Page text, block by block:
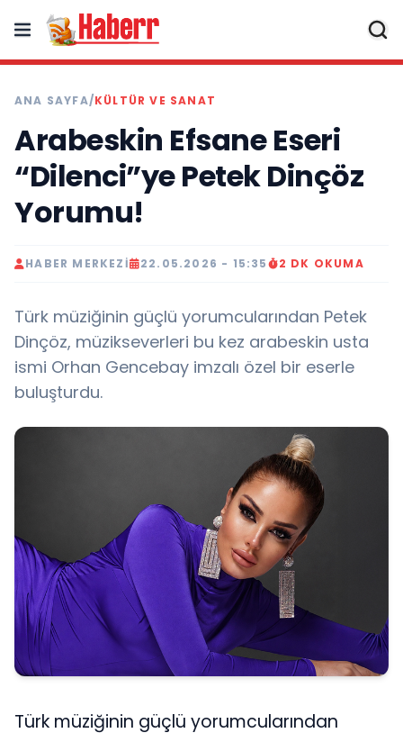
ANA SAYFA/KÜLTÜR VE SANAT
Arabeskin Efsane Eseri
“Dilenci”ye Petek Dinçöz
Yorumu!
HABER MERKEZI 22.05.2026 - 15:35 2 DK OKUMA
Türk müziğinin güçlü yorumcularından Petek
Dinçöz, müzikseverleri bu kez arabeskin usta
ismi Orhan Gencebay imzalı özel bir eserle
buluşturdu.
Türk müziğinin güçlü yorumcularından